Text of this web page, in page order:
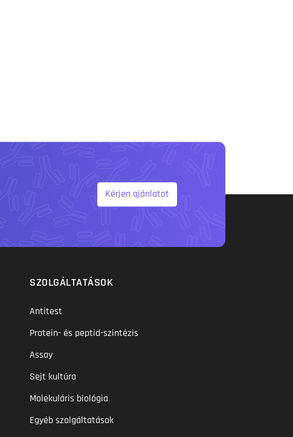
Kérjen ajánlatot
SZOLGÁLTATÁSOK
Antitest
Protein- és peptid-szintézis
Assay
Sejt kultúra
Molekuláris biológia
Egyéb szolgáltatások